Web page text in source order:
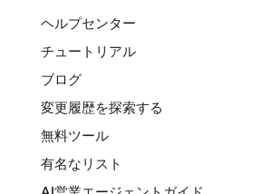
ヘルプセンター
チュートリアル
ブログ
変更履歴を探索する
無料ツール
有名なリスト